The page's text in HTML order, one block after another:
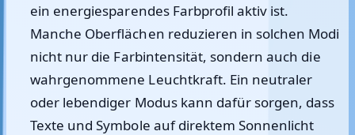
ein energiesparendes Farbprofil aktiv ist.
Manche Oberflächen reduzieren in solchen Modi
nicht nur die Farbintensität, sondern auch die
wahrgenommene Leuchtkraft. Ein neutraler
oder lebendiger Modus kann dafür sorgen, dass
Texte und Symbole auf direktem Sonnenlicht